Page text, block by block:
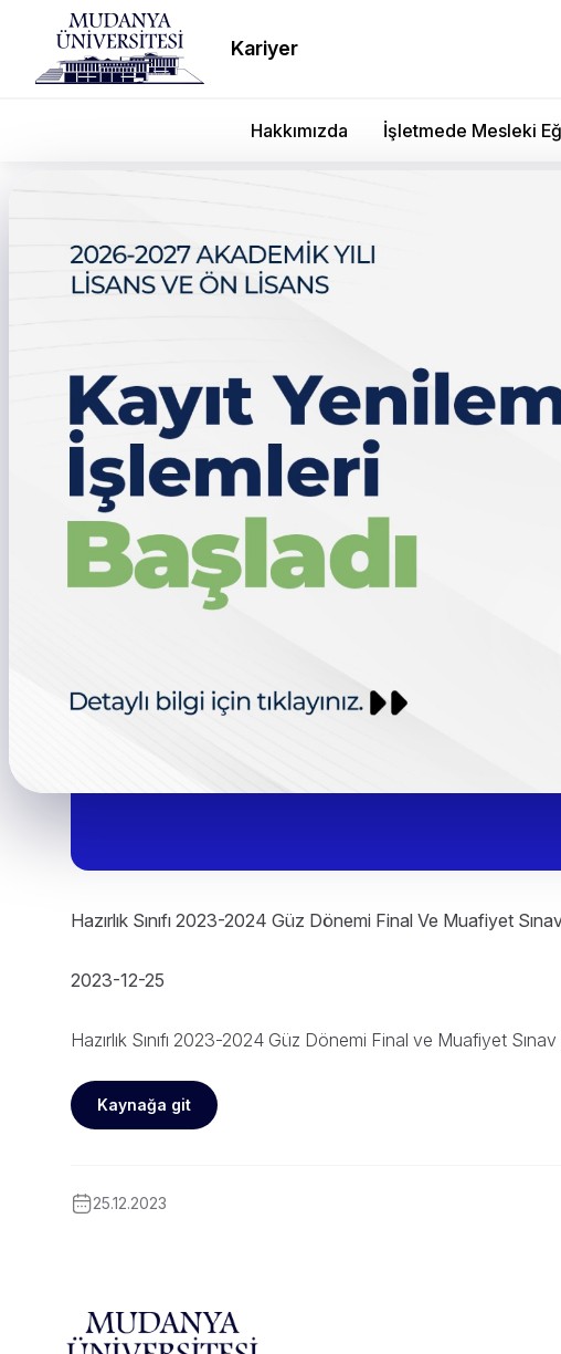
Kariyer
Hakkımızda İşletmede Mesleki
Hazırlık Sınıfı 2023-2024
Hazırlık Sınıfı 2023-2024 Güz Dönemi Final Ve Muafiyet
2023-12-25
Hazırlık Sınıfı 2023-2024 Güz Dönemi Final ve Muafiyet
Kaynağa git
25.12.2023